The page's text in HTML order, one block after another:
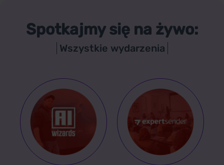
Spotkajmy się na żywo:
Wszystkie wydarzenia